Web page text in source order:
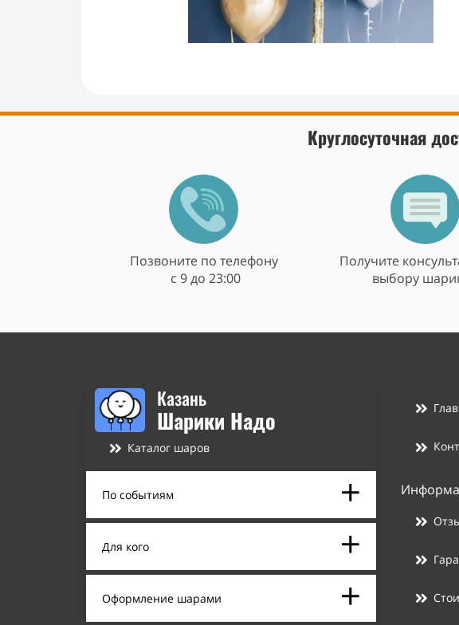
Круглосуточная
Позвоните по телефону
c 9 до 23:00
Получите
выбору
Казань
Шарики Надо
Каталог шаров
По событиям
Для кого
Оформление шарами